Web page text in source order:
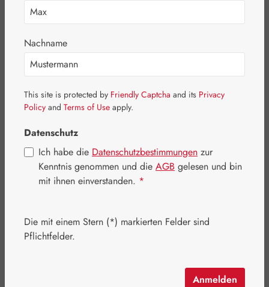
Bildergalerie überspringen
(597,78 € / 1 Kilogramm)
Nachname
This site is protected by Friendly Captcha and its Privacy
Policy and Terms of Use apply.
Datenschutz
Ich habe die Datenschutzbestimmungen zur
Kenntnis genommen und die AGB gelesen und bin
mit ihnen einverstanden. *
Die mit einem Stern (*) markierten Felder sind
Pflichtfelder.
Anmelden